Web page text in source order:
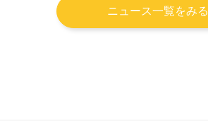
ニュース一覧をみる